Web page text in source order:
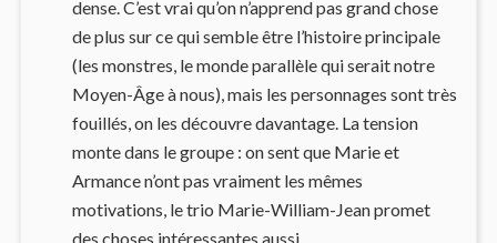
dense. C’est vrai qu’on n’apprend pas grand chose
de plus sur ce qui semble être l’histoire principale
(les monstres, le monde parallèle qui serait notre
Moyen-Âge à nous), mais les personnages sont très
fouillés, on les découvre davantage. La tension
monte dans le groupe : on sent que Marie et
Armance n’ont pas vraiment les mêmes
motivations, le trio Marie-William-Jean promet
des choses intéressantes aussi…